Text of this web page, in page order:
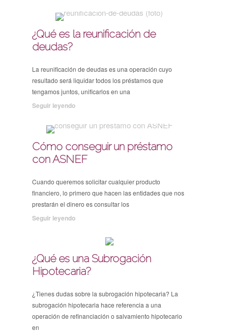
¿Qué es la reunificación de
deudas?
La reunificación de deudas es una operación cuyo
resultado será liquidar todos los préstamos que
tengamos juntos, unificarlos en una
Seguir leyendo
Cómo conseguir un préstamo
con ASNEF
Cuando queremos solicitar cualquier producto
financiero, lo primero que hacen las entidades que nos
prestarán el dinero es consultar los
Seguir leyendo
¿Qué es una Subrogación
Hipotecaria?
¿Tienes dudas sobre la subrogación hipotecaria? La
subrogación hipotecaria hace referencia a una
operación de refinanciación o salvamiento hipotecario
en